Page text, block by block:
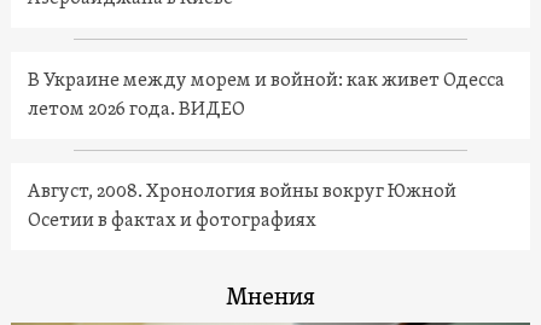
В Украине между морем и войной: как живет Одесса
летом 2026 года. ВИДЕО
Август, 2008. Хронология войны вокруг Южной
Осетии в фактах и фотографиях
Мнения